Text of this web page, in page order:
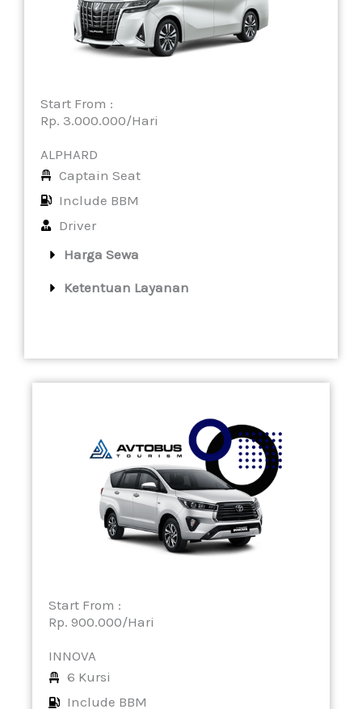
Start From :
Rp. 3.000.000/Hari
ALPHARD
Captain Seat
Include BBM
Driver
Harga Sewa
Ketentuan Layanan
Start From :
Rp. 900.000/Hari
INNOVA
6 Kursi
Include BBM